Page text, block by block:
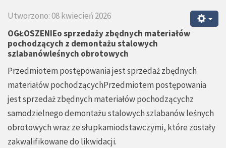
Utworzono: 08 kwiecień 2026
OGŁOSZENIEo sprzedaży zbędnych materiałów
pochodzących z demontażu stalowych
szlabanówleśnych obrotowych
Przedmiotem postępowania jest sprzedaż zbędnych
materiałów pochodzącychPrzedmiotem postępowania
jest sprzedaż zbędnych materiałów pochodzącychz
samodzielnego demontażu stalowych szlabanów leśnych
obrotowych wraz ze słupkamiodstawczymi, które zostały
zakwalifikowane do likwidacji.